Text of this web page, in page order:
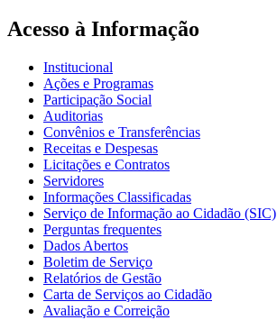
Acesso à Informação
Institucional
Ações e Programas
Participação Social
Auditorias
Convênios e Transferências
Receitas e Despesas
Licitações e Contratos
Servidores
Informações Classificadas
Serviço de Informação ao Cidadão (SIC)
Perguntas frequentes
Dados Abertos
Boletim de Serviço
Relatórios de Gestão
Carta de Serviços ao Cidadão
Avaliação e Correição